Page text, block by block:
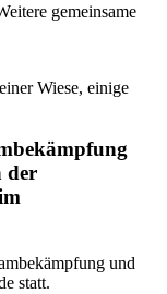
gemeinsame
der
und
statt.